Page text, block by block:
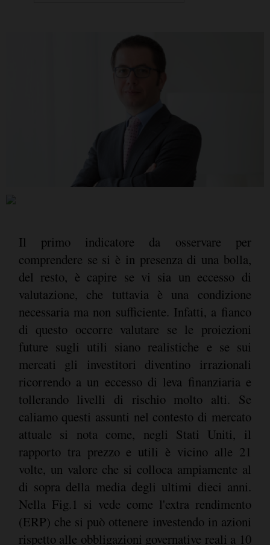
Il primo indicatore da osservare per
comprendere se si è in presenza di una bolla,
del resto, è capire se vi sia un eccesso di
valutazione, che tuttavia è una condizione
necessaria ma non sufficiente. Infatti, a fianco
di questo occorre valutare se le proiezioni
future sugli utili siano realistiche e se sui
mercati gli investitori diventino irrazionali
ricorrendo a un eccesso di leva finanziaria e
tollerando livelli di rischio molto alti. Se
caliamo questi assunti nel contesto di mercato
attuale si nota come, negli Stati Uniti, il
rapporto tra prezzo e utili è vicino alle 21
volte, un valore che si colloca ampiamente al
di sopra della media degli ultimi dieci anni.
Nella Fig.1 si vede come l'extra rendimento
(ERP) che si può ottenere investendo in azioni
rispetto alle obbligazioni governative reali a 10